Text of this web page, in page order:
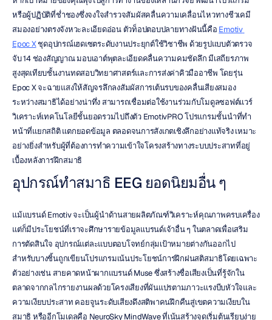
หรือผู้ปฏิบัติที่ช่ำชองซึ่งจงใจสำรวจสัมผัสคลื่นความเคลื่อนไหวทางชีวเคมี
สมองอย่างตรงจังหวะละเอียดอ่อน ตัวท็อปตอบปลายทางฝันนี้คือ Emotiv
Epoc X ชุดอุปกรณ์เฮดเซตระดับงานประยุกต์ใช้วิชาชีพ ด้วยรูปแบบตัวตรวจ
จับ 14 ช่องสัญญาณ มอบเอาต์พุตละเอียดคลื่นความคมชัดลึก มีเสถียรภาพ
สูงสุดเทียบชั้นงานทดสอบวิทยาศาสตร์และการส่งค่าคิวมืออาชีพ โดยรุ่น
Epoc X จะฉายแสงให้สัญจรลึกลงสัมผัสการเต้นรบของคลื่นเสียงสมอง
ระหว่างสมาธิได้อย่างน่าทึ่ง สามารถเชื่อมต่อใช้งานร่วมกับโมดูลซอฟต์แวร์
วิเคราะห์เทคโนโลยีชั้นยอดรวมไปถึงตัว EmotivPRO โปรแกรมชั้นนำที่ทำ
หน้าที่แยกสถิติ แตกยอดข้อมูล ตลอดจนการสังเกตเชิงลึกอย่างแท้จริง เหมาะ
อย่างยิ่งสำหรับผู้ที่ต้องการทำความเข้าใจโครงสร้างทางระบบประสาทที่อยู่
เบื้องหลังการฝึกสมาธิ
อุปกรณ์ทำสมาธิ EEG ยอดนิยมอื่น ๆ
แม้แบรนด์ Emotiv จะเป็นผู้นำด้านสายผลิตภัณฑ์วิเคราะห์คุณภาพครบเครื่อง
แต่ก็มีประโยชน์ที่เราจะศึกษารายข้อมูลแบรนด์เจ้าอื่น ๆ ในตลาดเพื่อเสริม
การตัดสินใจ อุปกรณ์แต่ละแบบตอบโจทย์กลุ่มเป้าหมายต่างกันออกไป
สำหรับบางชิ้นถูกเขียนโปรแกรมเน้นประโยชน์การฝึกฝนสติสมาธิโดยเฉพาะ
ตัวอย่างเช่น สายคาดหน้าผากแบรนด์ Muse ซึ่งสร้างชื่อเสียงเป็นที่รู้จักใน
ตลาดจากกลไกรายงานผลด้วยโครงเสียงที่ผันแปรตามภาวะแรงบีบหัวใจและ
ความเงียบประสาท คอยจูนระดับเสียงดึงสติพาคนฝึกคืนสู่เขตความเงียบใน
สมาธิ หรืออีกโมเดลคือ NeuroSky MindWave ที่เน้นสร้างจุดเริ่มต้นเรียบง่าย